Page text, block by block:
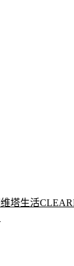
维塔生活